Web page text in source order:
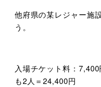
他府県の某レジャー施
う。
入場チケット料：
も2人＝24,400円